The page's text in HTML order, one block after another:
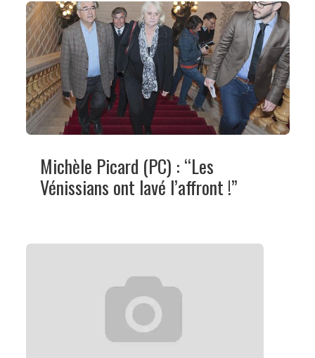
Michèle Picard (PC) : “Les
Vénissians ont lavé l’affront !”